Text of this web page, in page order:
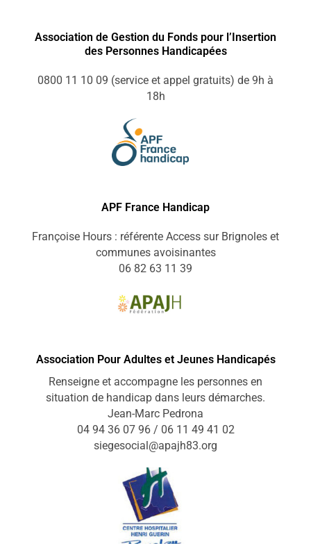
Association de Gestion du Fonds pour l’Insertion
des Personnes Handicapées
0800 11 10 09 (service et appel gratuits) de 9h à
18h
APF France Handicap
Françoise Hours : référente Access sur Brignoles et
communes avoisinantes
06 82 63 11 39
Association Pour Adultes et Jeunes Handicapés
Renseigne et accompagne les personnes en
situation de handicap dans leurs démarches.
Jean-Marc Pedrona
04 94 36 07 96 / 06 11 49 41 02
siegesocial@apajh83.org